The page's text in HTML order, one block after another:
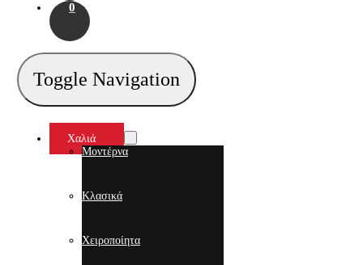
0
Toggle Navigation
Χαλιά
Μοντέρνα
Κλασικά
Χειροποίητα